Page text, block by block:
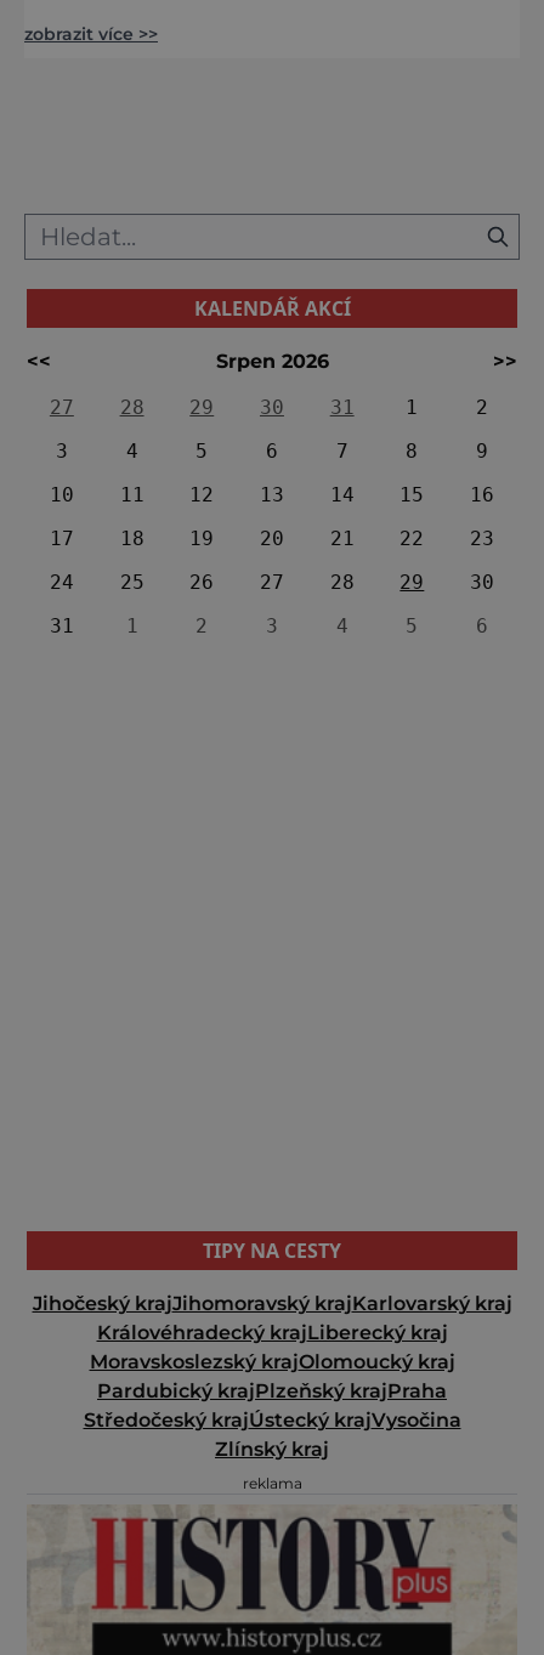
používají k zakotvení lodí. Jenže ty bosenské
zobrazit více >>
KALENDÁŘ AKCÍ
<< Srpen 2026
>>
27
28 29 30 31 1
2
3
4 5 6 7 8
9
10
11 12 13 14 15
16
17
18 19 20 21 22
23
24
25 26 27 28 29
30
31
1 2 3 4 5 6
TIPY NA CESTY
Jihočeský krajJihomoravský krajKarlovarský kraj
Královéhradecký krajLiberecký kraj
Moravskoslezský krajOlomoucký kraj
Pardubický krajPlzeňský krajPraha
Středočeský krajÚstecký krajVysočina
Zlínský kraj
reklama